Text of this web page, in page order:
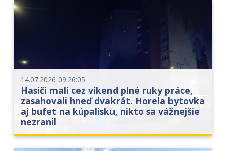
14.07.2026 09:26:05
Hasiči mali cez víkend plné ruky práce,
zasahovali hneď dvakrát. Horela bytovka
aj bufet na kúpalisku, nikto sa vážnejšie
nezranil